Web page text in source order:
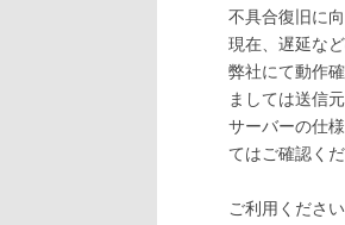
不具合復旧に
現在、遅延な
弊社にて動作
ましては送信
サーバーの仕
てはご確認く
ご利用くださ